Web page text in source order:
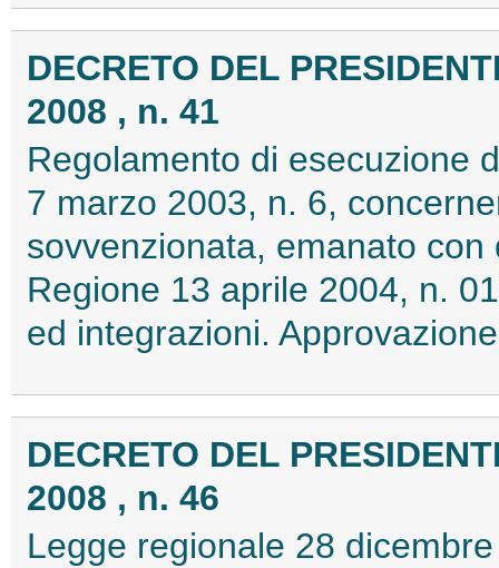
DECRETO DEL
2008 , n. 41
Regolamento di esecuzione
7 marzo 2003, n. 6,
sovvenzionata, emanato
Regione 13 aprile 2004, n.
ed integrazioni.
DECRETO DEL
2008 , n. 46
Legge regionale 28